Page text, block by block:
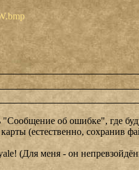
об ошибке", где
(естественно, сохранив
(Для меня - он